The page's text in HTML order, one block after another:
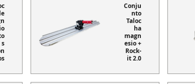
s
Conju
nto
Taloc
ha
magn
esio +
Rock-
it 2.0